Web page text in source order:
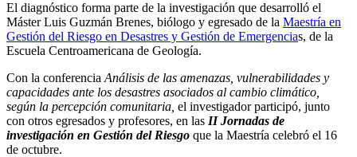
El diagnóstico forma parte de la investigación que desarrolló el
Máster Luis Guzmán Brenes, biólogo y egresado de la Maestría en
Gestión del Riesgo en Desastres y Gestión de Emergencias, de la
Escuela Centroamericana de Geología.
Con la conferencia Análisis de las amenazas, vulnerabilidades y
capacidades ante los desastres asociados al cambio climático,
según la percepción comunitaria, el investigador participó, junto
con otros egresados y profesores, en las II Jornadas de
investigación en Gestión del Riesgo que la Maestría celebró el 16
de octubre.